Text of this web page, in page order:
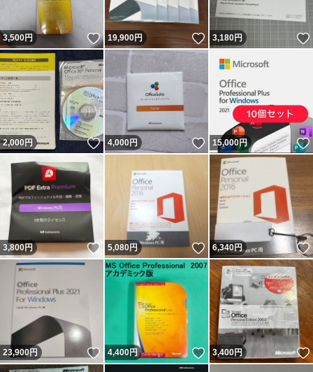
3,500円 いいね！
19,900円 いいね！
3,180円
2,000円 いいね！
4,000円 いいね！
15,000円
3,800円 いいね！
5,080円 いいね！
6,340円
23,900円 いいね！
4,400円 いいね！
3,400円